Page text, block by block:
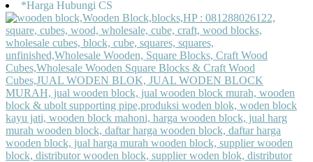
*Harga Hubungi CS